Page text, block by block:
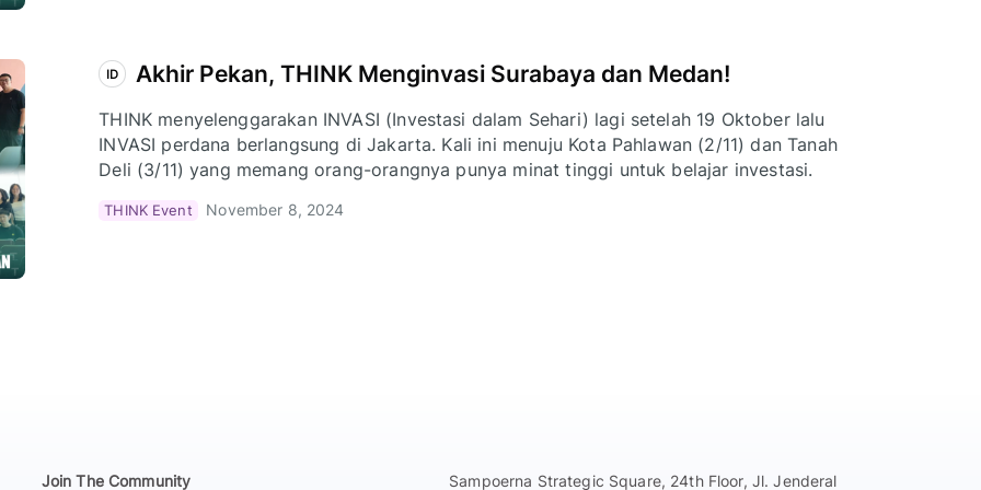
ID Akhir Pekan, THINK Menginvasi Surabaya dan Medan!
THINK menyelenggarakan INVASI (Investasi dalam Sehari) lagi setelah 19 Oktober lalu
INVASI perdana berlangsung di Jakarta. Kali ini menuju Kota Pahlawan (2/11) dan Tanah
Deli (3/11) yang memang orang-orangnya punya minat tinggi untuk belajar investasi.
THINK Event November 8, 2024
Join The Community Sampoerna Strategic Square, 24th Floor, Jl. Jenderal